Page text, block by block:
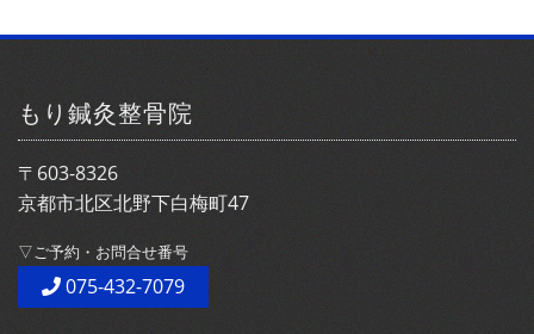
もり鍼灸整骨院
〒603-8326
京都市北区北野下白梅町47
▽ご予約・お問合せ番号
075-432-7079